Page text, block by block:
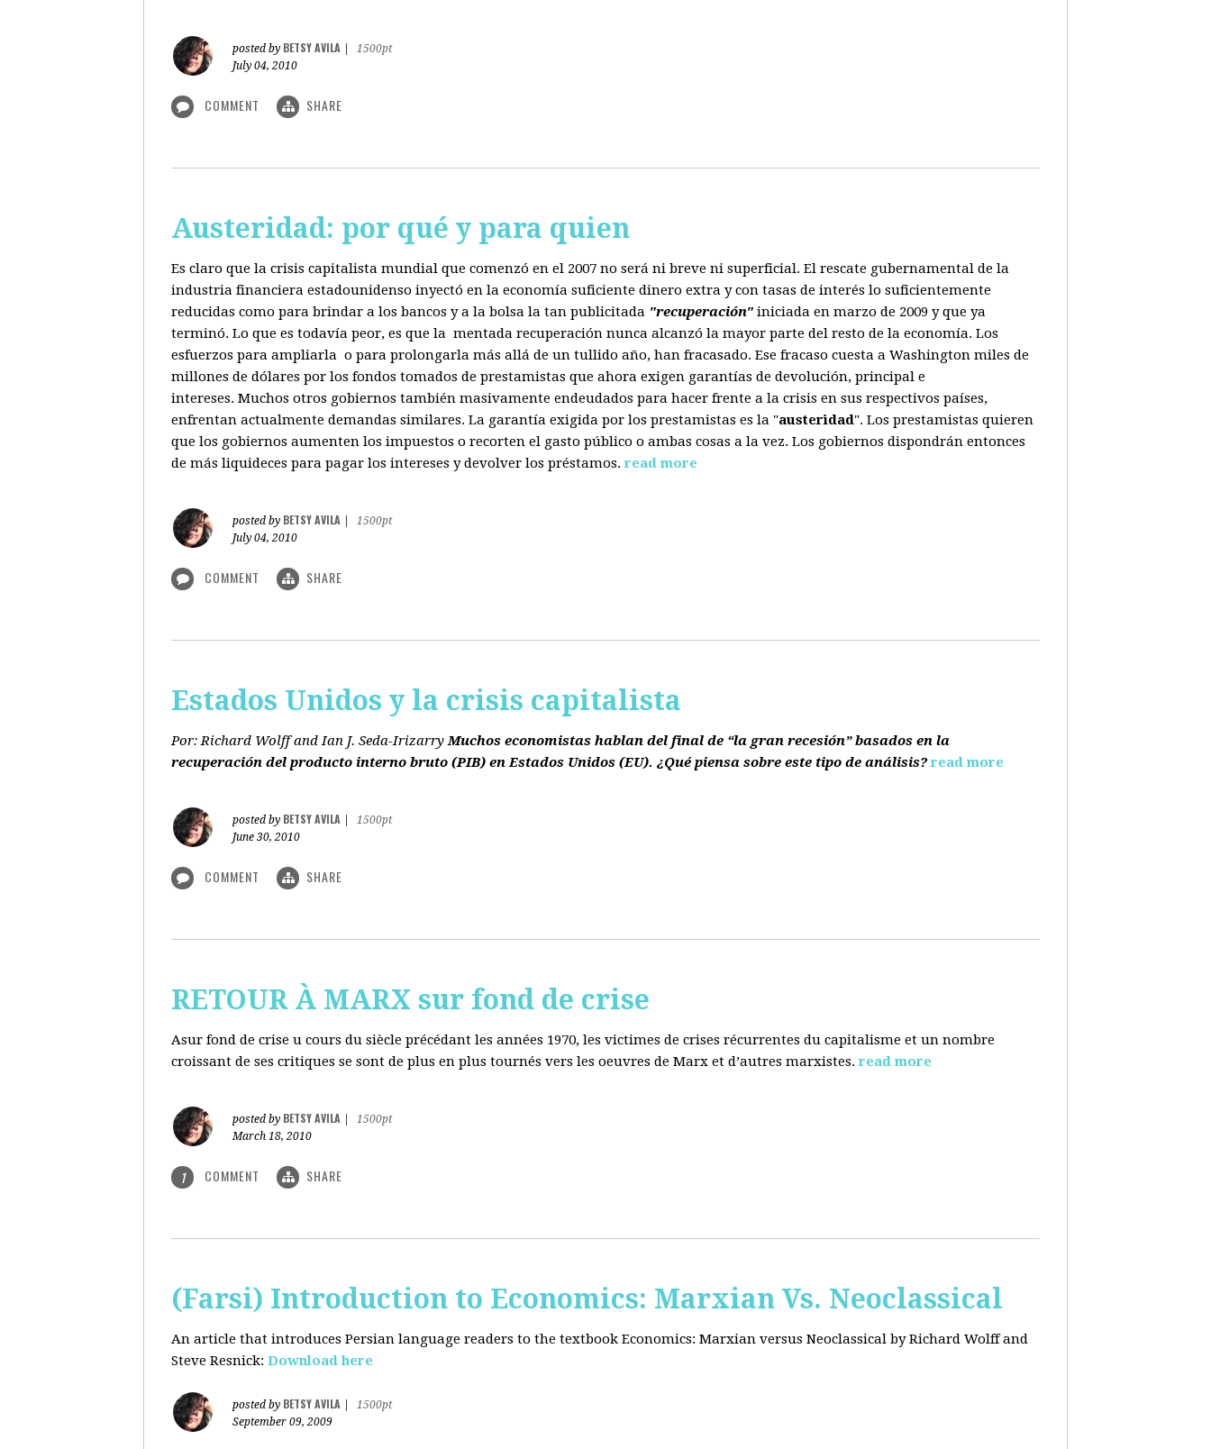
posted by BETSY AVILA
1500pt
July 04, 2010
COMMENT SHARE
Austeridad: por qué y para quien
Es claro que la crisis capitalista mundial que comenzó en el 2007 no será ni breve ni superficial. El rescate gubernamental de la
industria financiera estadounidenso inyectó en la economía suficiente dinero extra y con tasas de interés lo suficientemente
reducidas como para brindar a los bancos y a la bolsa la tan publicitada "recuperación" iniciada en marzo de 2009 y que ya
terminó. Lo que es todavía peor, es que la mentada recuperación nunca alcanzó la mayor parte del resto de la economía. Los
esfuerzos para ampliarla o para prolongarla más allá de un tullido año, han fracasado. Ese fracaso cuesta a Washington miles de
millones de dólares por los fondos tomados de prestamistas que ahora exigen garantías de devolución, principal e
intereses. Muchos otros gobiernos también masivamente endeudados para hacer frente a la crisis en sus respectivos países,
enfrentan actualmente demandas similares. La garantía exigida por los prestamistas es la "austeridad". Los prestamistas quieren
que los gobiernos aumenten los impuestos o recorten el gasto público o ambas cosas a la vez. Los gobiernos dispondrán entonces
de más liquideces para pagar los intereses y devolver los préstamos. read more
posted by BETSY AVILA
1500pt
July 04, 2010
COMMENT SHARE
Estados Unidos y la crisis capitalista
Por: Richard Wolff and Ian J. Seda-Irizarry Muchos economistas hablan del final de “la gran recesión” basados en la
recuperación del producto interno bruto (PIB) en Estados Unidos (EU). ¿Qué piensa sobre este tipo de análisis? read more
posted by BETSY AVILA
1500pt
June 30, 2010
COMMENT SHARE
RETOUR À MARX sur fond de crise
Asur fond de crise u cours du siècle précédant les années 1970, les victimes de crises récurrentes du capitalisme et un nombre
croissant de ses critiques se sont de plus en plus tournés vers les oeuvres de Marx et d’autres marxistes. read more
posted by BETSY AVILA
1500pt
March 18, 2010
1 COMMENT SHARE
(Farsi) Introduction to Economics: Marxian Vs. Neoclassical
An article that introduces Persian language readers to the textbook Economics: Marxian versus Neoclassical by Richard Wolff and
Steve Resnick: Download here
posted by BETSY AVILA
1500pt
September 09, 2009